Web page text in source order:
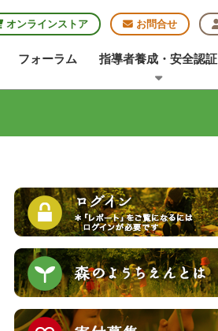
オンラインストア お問合せ
フォーラム 指導者養成・安全認証